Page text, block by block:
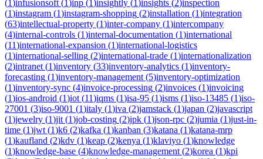
(1)infusionsoft (1)inp (1)insightly (1)insights (2)inspection
(1)instagram (1)instagram-shopping (2)installation (1)integration
(63)intellectual-property (1)inter-company (1)intercompany
(4)internal-controls (1)internal-documentation (1)international
(11)international-expansion (1)international-logistics
(1)international-selling (2)international-trade (1)internationalization
(2)intranet (1)inventory (33)inventory-analytics (1)inventory-
forecasting (1)inventory-management (5)inventory-optimization
(1)inventory-sync (4)invoice-processing (2)invoices (1)invoicing
(1)ios-android (1)iot (11)iqms (1)isa-95 (1)isms (1)iso-13485 (1)iso-
27001 (3)iso-9001 (1)italy (1)iva (2)jamstack (1)japan (2)javascript
(1)jewelry (1)jit (1)job-costing (2)jpk (1)json-rpc (2)jumia (1)just-in-
time (1)jwt (1)k6 (2)kafka (1)kanban (3)katana (1)katana-mrp
(1)kaufland (2)kdv (1)keap (2)kenya (1)klaviyo (1)knowledge
(1)knowledge-base (4)knowledge-management (2)korea (1)kpi